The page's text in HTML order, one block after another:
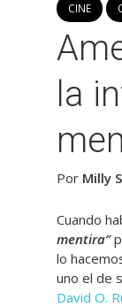
CINE
la
Por Milly
Cuando
mentira”
lo
uno el de
David O.